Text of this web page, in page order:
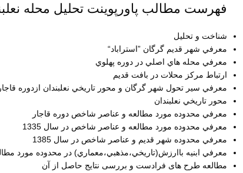
فهرست مطالب پاورپوینت تحلیل محله
شناخت و تحليل
معرفي شهر قديم گرگان ”استراباد“
معرفي محله هاي اصلي در دوره پهلوي
ارتباط مركز محلات در بافت قديم
معرفي سير تحول شهر گرگان و محور تاريخي نعلبندان ازدوره قاجار
محور تاريخي نعلبندان
معرفي محدوده مورد مطالعه و عناصر شاخص دوره قاجار
معرفي محدوده مورد مطالعه و عناصر شاخص در سال 1335
معرفي محدوده شهر قديم و عناصر شاخص در سال 1385
معرفي ابنيه باارزش(تاريخي،مذهبي،معماري) در محدوده مورد مطالعه
مطالعه طرح های فرادست و بررسی نتایج حاصل از آن